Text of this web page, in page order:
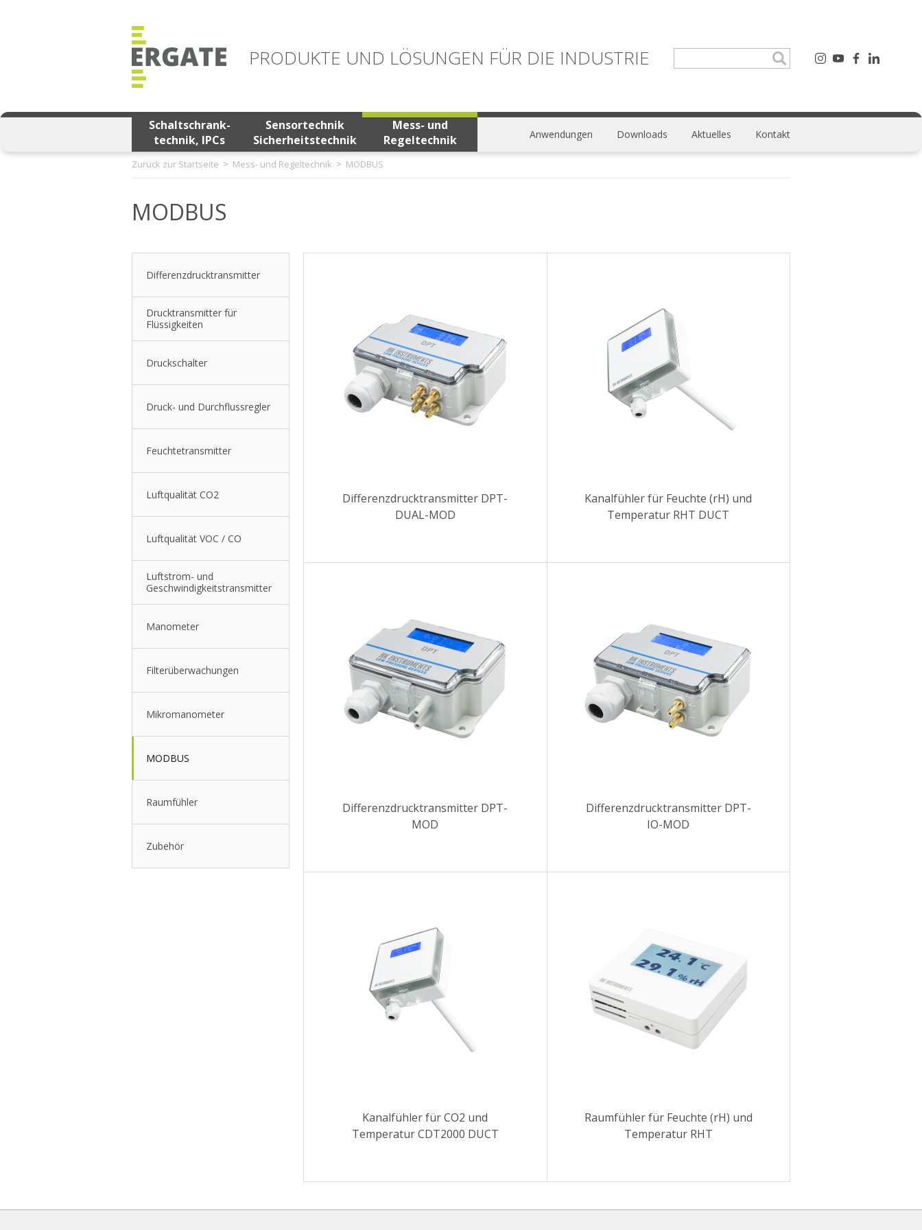
PRODUKTE UND LÖSUNGEN FÜR DIE INDUSTRIE
Schaltschrank-
technik, IPCs
Sensortechnik
Sicherheitstechnik
Mess- und
Regeltechnik
Anwendungen Downloads Aktuelles Kontakt
Zurück zur Startseite Mess- und Regeltechnik MODBUS
MODBUS
Differenzdrucktransmitter
Drucktransmitter für
Flüssigkeiten
Druckschalter
Druck- und Durchflussregler
Feuchtetransmitter
Luftqualität CO2
Luftqualität VOC / CO
Luftstrom- und
Geschwindigkeitstransmitter
Manometer
Filterüberwachungen
Mikromanometer
MODBUS
Raumfühler
Zubehör
Differenzdrucktransmitter DPT-
DUAL-MOD
Kanalfühler für Feuchte (rH) und
Temperatur RHT DUCT
Differenzdrucktransmitter DPT-
MOD
Differenzdrucktransmitter DPT-
IO-MOD
Kanalfühler für CO2 und
Temperatur CDT2000 DUCT
Raumfühler für Feuchte (rH) und
Temperatur RHT